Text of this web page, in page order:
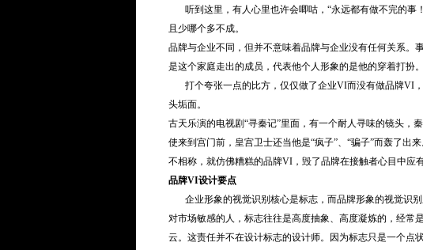
听到这里，有人心里也许会唧咕，“永远都有做不完的事
且少哪个多不成。
品牌与企业不同，但并不意味着品牌与企业没有任何关系
是这个家庭走出的成员，代表他个人形象的是他的穿着打扮
打个夸张一点的比方，仅仅做了企业VI而没有做品牌VI
头垢面。
古天乐演的电视剧“寻秦记”里面，有一个耐人寻味的镜头，
使来到宫门前，皇宫卫士还当他是“疯子”、“骗子”而轰了出
不相称，就仿佛糟糕的品牌VI，毁了品牌在接触者心目中应
品牌VI设计要点
企业形象的视觉识别核心是标志，而品牌形象的视觉识别
对市场敏感的人，标志往往是高度抽象、高度凝炼的，经常
云。这责任并不在设计标志的设计师。因为标志只是一个点